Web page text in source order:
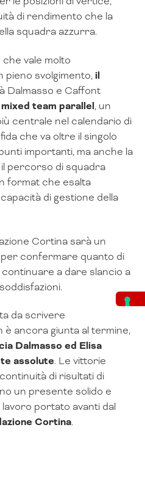
di rendimento che la
squadra azzurra.
vale molto
pieno svolgimento,il
Dalmasso e Caffont
mixed team parallel, un
centrale nel calendario di
che va oltre il singolo
importanti, ma anche la
percorso di squadra
format che esalta
di gestione della
Cortina sarà un
confermare quanto di
a dare slancio a
da scrivere
è ancora giunta al termine,
Dalmasso ed Elisa
assolute. Le vittorie
di risultati di
un presente solido e
lavoro portato avanti dal
Cortina.